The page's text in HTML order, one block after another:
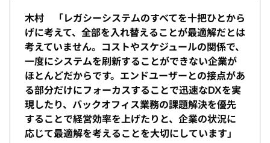
木村 「レガシーシステムのすべてを十把ひとから
げに考えて、全部を入れ替えることが最適解だとは
考えていません。コストやスケジュールの関係で、
一度にシステムを刷新することができない企業が
ほとんどだからです。エンドユーザーとの接点があ
る部分だけにフォーカスすることで迅速なDXを実
現したり、バックオフィス業務の課題解決を優先
することで経営効率を上げたりと、企業の状況に
応じて最適解を考えることを大切にしています」